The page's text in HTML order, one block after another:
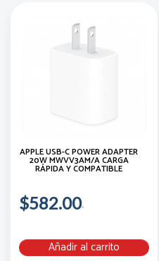
APPLE USB-C POWER ADAPTER
20W MWVV3AM/A CARGA
RÁPIDA Y COMPATIBLE
$582.00
Añadir al carrito